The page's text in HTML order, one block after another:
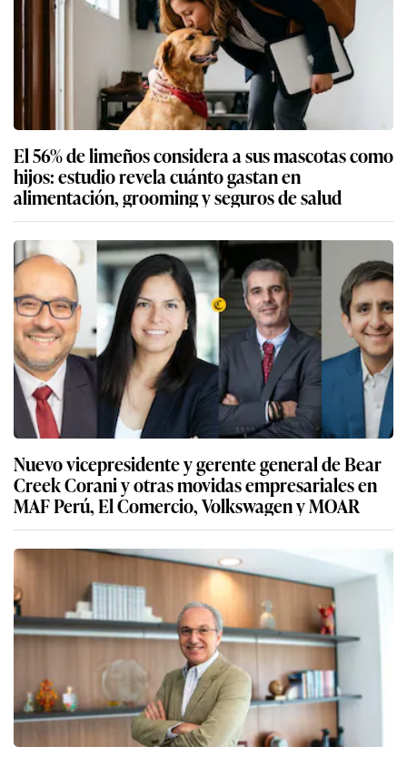
El 56% de limeños considera a sus mascotas como
hijos: estudio revela cuánto gastan en
alimentación, grooming y seguros de salud
Nuevo vicepresidente y gerente general de Bear
Creek Corani y otras movidas empresariales en
MAF Perú, El Comercio, Volkswagen y MOAR